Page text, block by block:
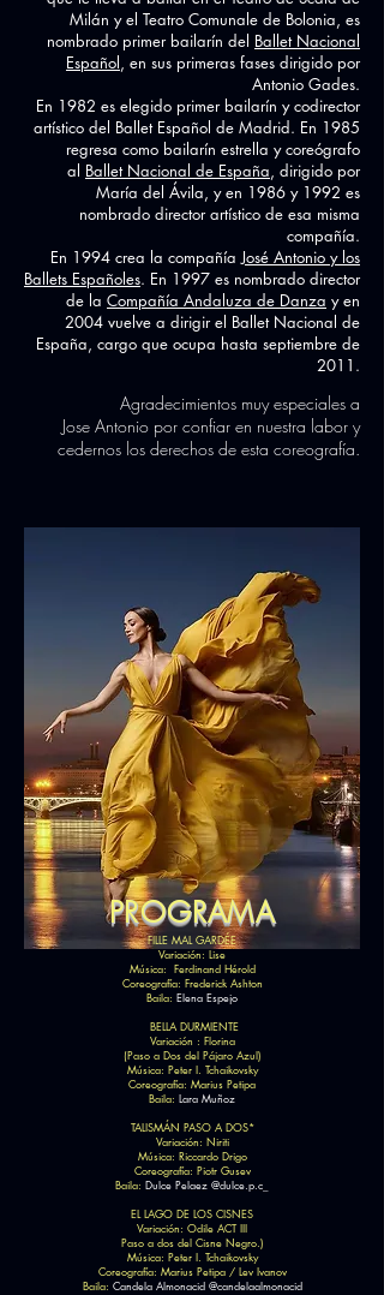
Milán y el Teatro Comunale de Bolonia, es
nombrado primer bailarín del Ballet Nacional
Español, en sus primeras fases dirigido por
Antonio Gades.
En 1982 es elegido primer bailarín y codirector
artístico del Ballet Español de Madrid. En 1985
regresa como bailarín estrella y coreógrafo
al Ballet Nacional de España, dirigido por
María del Ávila, y en 1986 y 1992 es
nombrado director artístico de esa misma
compañía.
En 1994 crea la compañíaJosé Antonio y los
Ballets Españoles. En 1997 es nombrado director
de la Compañía Andaluza de Danza ​ y en
2004 vuelve a dirigir el Ballet Nacional de
España, cargo que ocupa hasta septiembre de
2011.
Agradecimientos muy especiales a
Jose Antonio por confiar en nuestra labor y
cedernos los derechos de esta coreografía.
PROGRAMA
FILLE MAL GARDÉE
Variación: Lise
Música: Ferdinand Hérold
Coreografía: Frederick Ashton
Baila: Elena Espejo
​ BELLA DURMIENTE
Variación : Florina
(Paso a Dos del Pájaro Azul)
Música: Peter I. Tchaikovsky
Coreografía: Marius Petipa
Baila: Lara Muñoz
TALISMÁN PASO A DOS*
Variación: Niriti
Música: Riccardo Drigo
Coreografía: Piotr Gusev
Baila: Dulce Pelaez @dulce.p.c_
EL LAGO DE LOS CISNES
Variación: Odile ACT III
Paso a dos del Cisne Negro.)
Música: Peter I. Tchaikovsky
Coreografía: Marius Petipa / Lev Ivanov
Baila: Candela Almonacid @candelaalmonacid